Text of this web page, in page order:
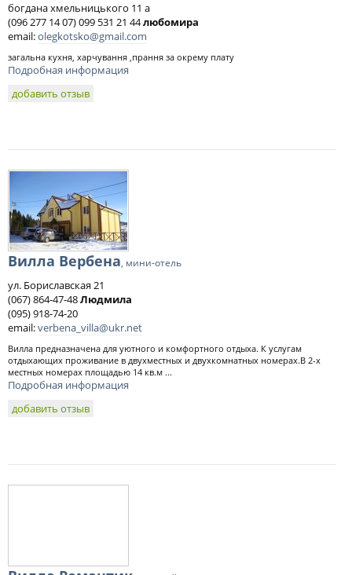
богдана хмельницького 11 а
(096 277 14 07) 099 531 21 44любомира
email:olegkotsko@gmail.com
загальна кухня, харчування ,прання за окрему плату
Подробная информация
добавить отзыв
Вилла Вербена, мини-отель
ул. Бориславская 21
(067) 864-47-48Людмила
(095) 918-74-20
email:verbena_villa@ukr.net
Вилла предназначена для уютного и комфортного отдыха. К услугам
отдыхающих проживание в двухместных и двухкомнатных номерах.В 2-х
местных номерах площадью 14 кв.м ...
Подробная информация
добавить отзыв